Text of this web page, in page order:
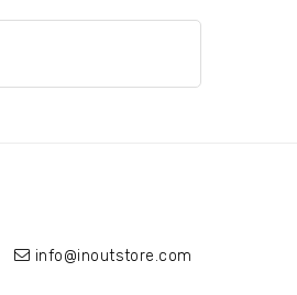
info@inoutstore.com